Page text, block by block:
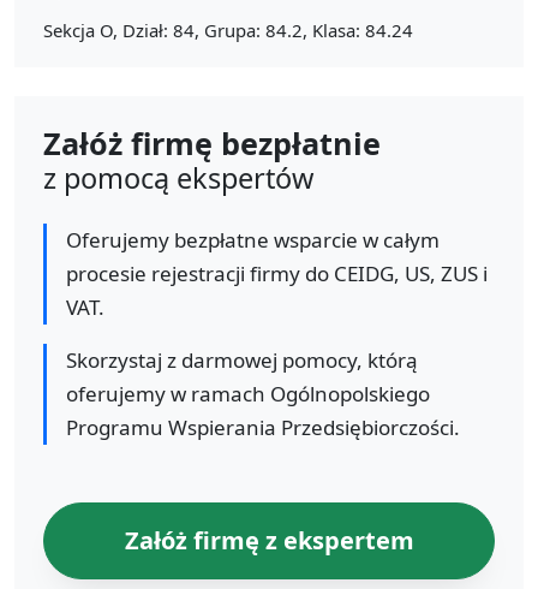
Sekcja O, Dział: 84, Grupa: 84.2, Klasa: 84.24
Załóż firmę bezpłatnie
z pomocą ekspertów
Oferujemy bezpłatne wsparcie w całym
procesie rejestracji firmy do CEIDG, US, ZUS i
VAT.
Skorzystaj z darmowej pomocy, którą
oferujemy w ramach Ogólnopolskiego
Programu Wspierania Przedsiębiorczości.
Załóż firmę z ekspertem